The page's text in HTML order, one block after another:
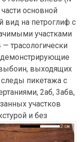
основной
вид на петроглиф с
участками
трасологически
демонстрирующие
выходящих
пикетажа с
2аб, 3абв,
участков
и без